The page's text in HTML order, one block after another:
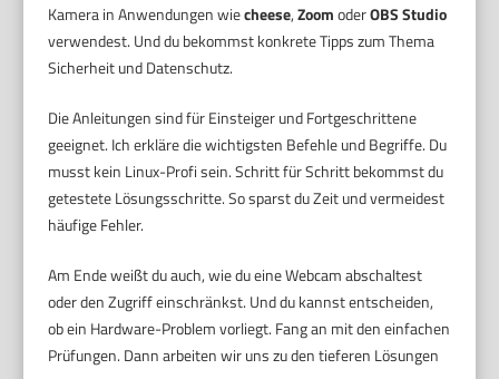
Kamera in Anwendungen wiecheese,ZoomoderOBS Studio
verwendest. Und du bekommst konkrete Tipps zum Thema
Sicherheit und Datenschutz.
Die Anleitungen sind für Einsteiger und Fortgeschrittene
geeignet. Ich erkläre die wichtigsten Befehle und Begriffe. Du
musst kein Linux-Profi sein. Schritt für Schritt bekommst du
getestete Lösungsschritte. So sparst du Zeit und vermeidest
häufige Fehler.
Am Ende weißt du auch, wie du eine Webcam abschaltest
oder den Zugriff einschränkst. Und du kannst entscheiden,
ob ein Hardware-Problem vorliegt. Fang an mit den einfachen
Prüfungen. Dann arbeiten wir uns zu den tieferen Lösungen